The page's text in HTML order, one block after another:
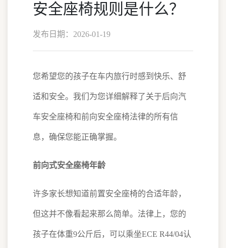
安全座椅规则是什么？
发布日期：2026-01-19
您希望您的孩子在车内旅行时感到快乐、舒
适和安全。我们为您详细解释了关于后向汽
车安全座椅和前向安全座椅法律的所有信
息，确保您能正确掌握。
前向式安全座椅年龄
许多家长想知道前置安全座椅的合适年龄，
但这并不像看起来那么简单。法律上，您的
孩子在体重9公斤后，可以乘坐ECE R44/04认